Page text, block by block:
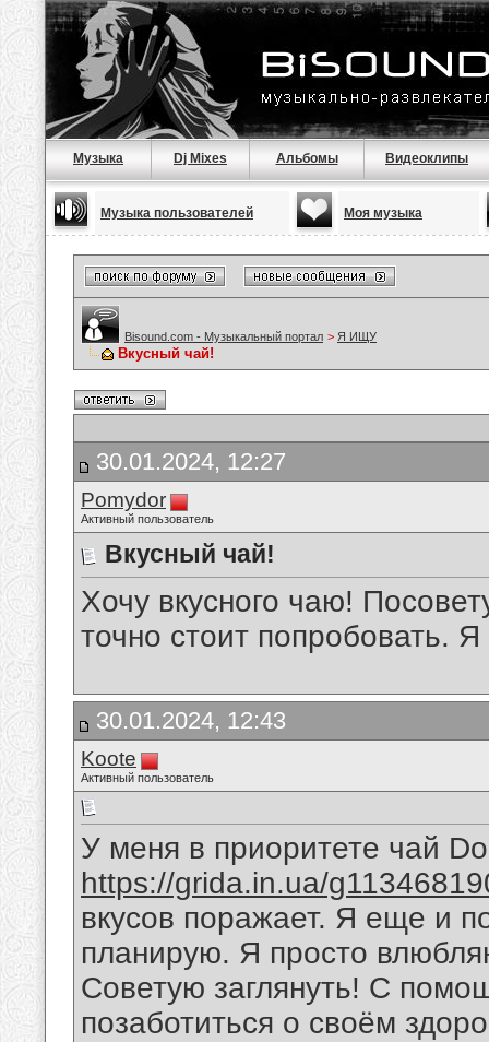
Музыка Dj Mixes Альбомы Видеоклипы
Музыка пользователей Моя музыка
Bisound.com - Музыкальный портал > Я ИЩУ
Вкусный чай!
30.01.2024, 12:27
Pomydor
Активный пользователь
Вкусный чай!
Хочу вкусного чаю!
точно стоит попробовать.
30.01.2024, 12:43
Koote
Активный пользователь
У меня в приоритете чай
https://grida.in.ua/
вкусов поражает. Я еще и
планирую. Я просто
Советую заглянуть! С
позаботиться о своём